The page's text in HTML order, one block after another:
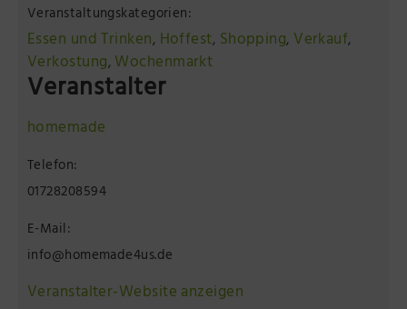
Veranstaltungskategorien:
Essen und Trinken, Hoffest, Shopping, Verkauf,
Verkostung, Wochenmarkt
Veranstalter
homemade
Telefon:
01728208594
E-Mail:
info@homemade4us.de
Veranstalter-Website anzeigen